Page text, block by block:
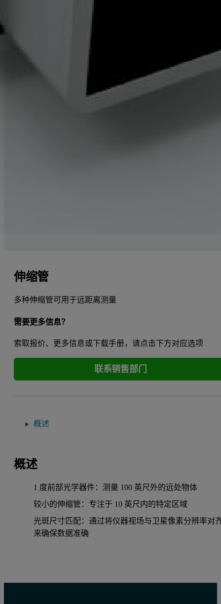
伸缩管
多种伸缩管可用于远距离测量
需要更多信息？
索取报价、更多信息或下载手册，请点击下方对应选项
联系销售部门
概述
概述
1 度前部光学器件：测量 100 英尺外的远处物体
较小的伸缩管：专注于 10 英尺内的特定区域
光斑尺寸匹配：通过将仪器视场与卫星像素分辨率对
来确保数据准确